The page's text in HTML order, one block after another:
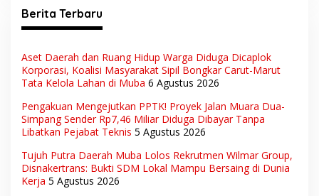
Berita Terbaru
Aset Daerah dan Ruang Hidup Warga Diduga Dicaplok
Korporasi, Koalisi Masyarakat Sipil Bongkar Carut-Marut
Tata Kelola Lahan di Muba 6 Agustus 2026
Pengakuan Mengejutkan PPTK! Proyek Jalan Muara Dua-
Simpang Sender Rp7,46 Miliar Diduga Dibayar Tanpa
Libatkan Pejabat Teknis 5 Agustus 2026
Tujuh Putra Daerah Muba Lolos Rekrutmen Wilmar Group,
Disnakertrans: Bukti SDM Lokal Mampu Bersaing di Dunia
Kerja 5 Agustus 2026